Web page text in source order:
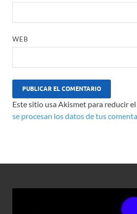
WEB
Este sitio usa Akismet para reducir el
se procesan los datos de tus